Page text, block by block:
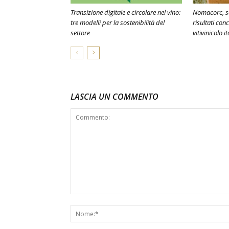
Transizione digitale e circolare nel vino:
tre modelli per la sostenibilità del
settore
Nomacorc,
risultati
vitivinicolo
LASCIA UN COMMENTO